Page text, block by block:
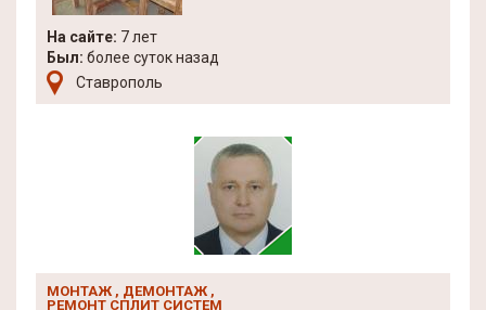
На сайте: 7 лет
Был: более суток назад
Ставрополь
МОНТАЖ , ДЕМОНТАЖ ,
РЕМОНТ СПЛИТ СИСТЕМ